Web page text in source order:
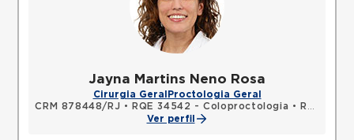
Jayna Martins Neno Rosa
Cirurgia Geral Proctologia Geral
CRM 878448/RJ • RQE 34542 - Coloproctologia •
RQE 34543 - Cirurgia geral
Ver perfil